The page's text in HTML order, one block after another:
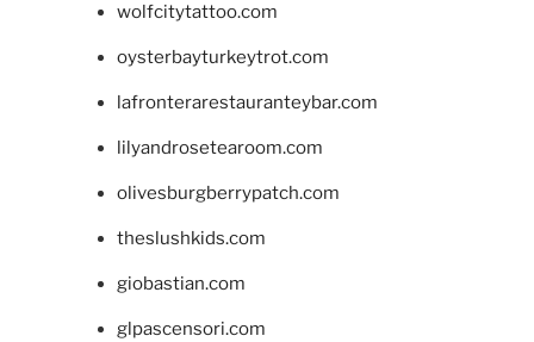
wolfcitytattoo.com
oysterbayturkeytrot.com
lafronterarestauranteybar.com
lilyandrosetearoom.com
olivesburgberrypatch.com
theslushkids.com
giobastian.com
glpascensori.com